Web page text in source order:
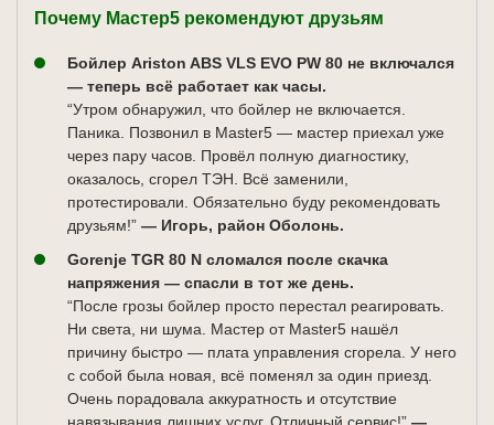
водопровода, если трубы старые.
если нет заземления.
Почему Мастер5 рекомендуют друзьям
Бойлер Ariston ABS VLS EVO PW 80 не включался
— теперь всё работает как часы.
“Утром обнаружил, что бойлер не включается.
Паника. Позвонил в Master5 — мастер приехал уже
через пару часов. Провёл полную диагностику,
оказалось, сгорел ТЭН. Всё заменили,
протестировали. Обязательно буду рекомендовать
друзьям!” — Игорь, район Оболонь.
Gorenje TGR 80 N сломался после скачка
напряжения — спасли в тот же день.
“После грозы бойлер просто перестал реагировать.
Ни света, ни шума. Мастер от Master5 нашёл
причину быстро — плата управления сгорела. У него
с собой была новая, всё поменял за один приезд.
Очень порадовала аккуратность и отсутствие